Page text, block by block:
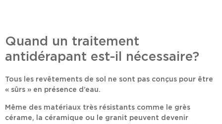
Quand un traitement
antidérapant est-il nécessaire?
Tous les revêtements de sol ne sont pas conçus pour être
« sûrs » en présence d’eau.
Même des matériaux très résistants comme le grès
cérame, la céramique ou le granit peuvent devenir